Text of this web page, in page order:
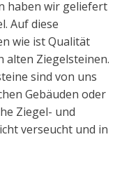
haben wir geliefert
Auf diese
wie ist Qualität
alten Ziegelsteinen.
sind von uns
Gebäuden oder
Ziegel- und
verseucht und in